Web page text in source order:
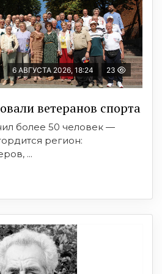
6 АВГУСТА 2026, 18:24 23
ветеранов спорта
более 50 человек —
регион:
...